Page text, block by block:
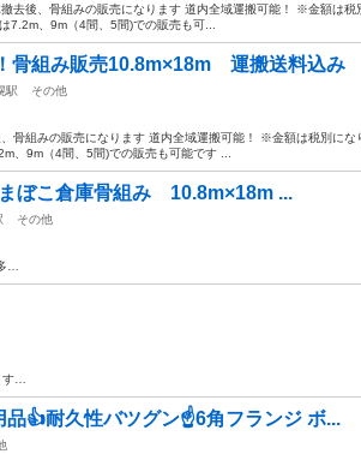
去後、骨組みの販売になります 道内全域運搬可能！ ※金額は税
7.2m、9m（4間、5間)での販売も可...
骨組み販売10.8m×18m 運搬送料込み
駅
その他
骨組みの販売になります 道内全域運搬可能！ ※金額は税別に
、9m（4間、5間)での販売も可能です ...
まぼこ倉庫骨組み 10.8m×18m ...
その他
…
…
品👍耐久性バツグン☝6角フランジ ボ...